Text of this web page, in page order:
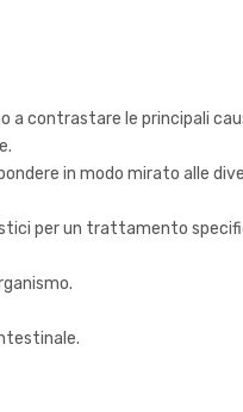
contrastare le principali
in modo mirato alle
per un trattamento